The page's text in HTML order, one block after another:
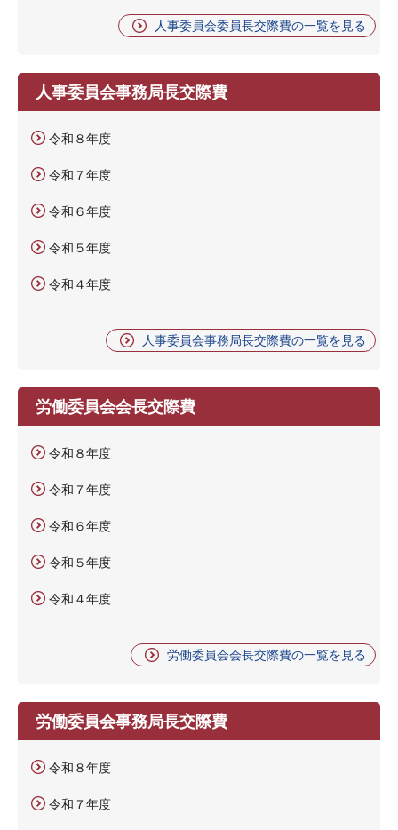
人事委員会委員長交際費の一覧を見る
人事委員会事務局長交際費
令和８年度
令和７年度
令和６年度
令和５年度
令和４年度
人事委員会事務局長交際費の一覧を見る
労働委員会会長交際費
令和８年度
令和７年度
令和６年度
令和５年度
令和４年度
労働委員会会長交際費の一覧を見る
労働委員会事務局長交際費
令和８年度
令和７年度